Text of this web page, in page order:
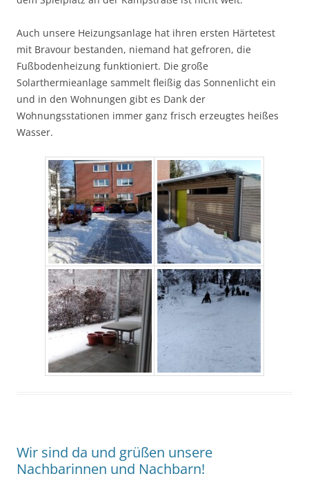
Auch unsere Heizungsanlage hat ihren ersten Härtetest
mit Bravour bestanden, niemand hat gefroren, die
Fußbodenheizung funktioniert. Die große
Solarthermieanlage sammelt fleißig das Sonnenlicht ein
und in den Wohnungen gibt es Dank der
Wohnungsstationen immer ganz frisch erzeugtes heißes
Wasser.
Wir sind da und grüßen unsere
Nachbarinnen und Nachbarn!